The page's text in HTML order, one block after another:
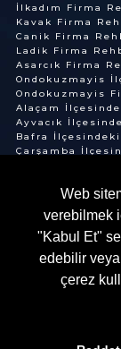
Web
verebilmek
"Kabul Et"
edebilir
çerez
İlkadım Firma
Kavak Firma
Canik Firma
Ladik Firma
Asarcık Firma
Ondokuzmayis
Ondokuzmayis
Alaçam
Ayvacık
Bafra
Çarşamba
Vezirköprü
© @ 2016. Her